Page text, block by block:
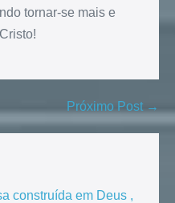
tornar-se mais e
Próximo Post →
construída em Deus ,